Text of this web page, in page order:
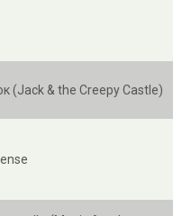
(Jack & the Creepy Castle)